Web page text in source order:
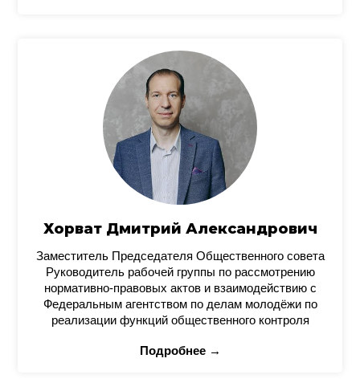
Хорват Дмитрий Александрович
Заместитель Председателя Общественного совета
Руководитель рабочей группы по рассмотрению
нормативно-правовых актов и взаимодействию с
Федеральным агентством по делам молодёжи по
реализации функций общественного контроля
Подробнее →